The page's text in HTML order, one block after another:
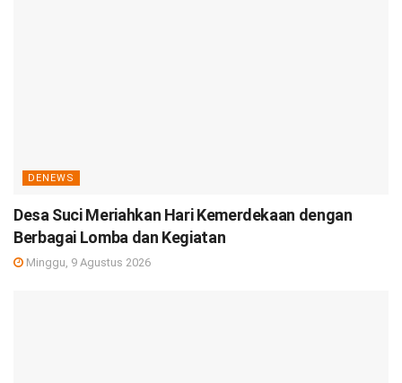
DENEWS
Desa Suci Meriahkan Hari Kemerdekaan dengan
Berbagai Lomba dan Kegiatan
Minggu, 9 Agustus 2026